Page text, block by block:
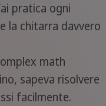
pratica ogni
la chitarra davvero
math
sapeva risolvere
facilmente.